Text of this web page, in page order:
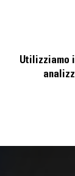
Utilizziamo